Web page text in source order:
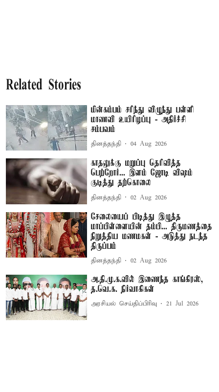
Related Stories
மின்கம்பம் சரிந்து விழுந்து பள்ளி
மாணவி உயிரிழப்பு - அதிர்ச்சி
சம்பவம்
தினத்தந்தி 04 Aug 2026
காதலுக்கு மறுப்பு தெரிவித்த
பெற்றோர்... இளம் ஜோடி விஷம்
குடித்து தற்கொலை
தினத்தந்தி 02 Aug 2026
சேலையைப் பிடித்து இழுத்த
மாப்பிள்ளையின் தம்பி... திருமணத்தை
நிறுத்திய மணமகள் - அடுத்து நடந்த
திருப்பம்
தினத்தந்தி 02 Aug 2026
அ.தி.மு.க.வில் இணைந்த காங்கிரஸ்,
த.வெ.க. நிர்வாகிகள்
அரசியல் செய்திப்பிரிவு 21 Jul 2026